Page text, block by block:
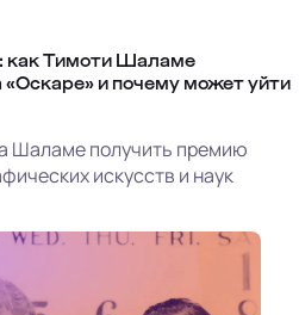
как Тимоти Шаламе
и почему может уйти
Шаламе получить премию
искусств и наук